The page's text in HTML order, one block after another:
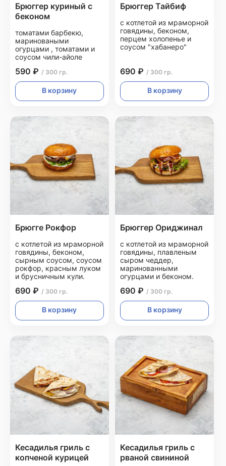
Брюггер куриный с
беконом
томатами барбекю,
мариноваными
огурцами , томатами и
соусом чили-айоле
590 ₽ / 300 гр.
В корзину
Брюггер Тайбиф
с котлетой из мраморной
говядины, беконом,
перцем холопенье и
соусом "хабанеро"
690 ₽ / 300 гр.
В корзину
Брюгге Рокфор
с котлетой из мраморной
говядины, беконом,
сырным соусом, соусом
рокфор, красным луком
и брусничным кули.
690 ₽ / 300 гр.
В корзину
Брюггер Ориджинал
с котлетой из мраморной
говядины, плавленым
сыром чеддер,
маринованными
огурцами и беконом.
690 ₽ / 300 гр.
В корзину
Кесадилья гриль с
копченой курицей
Кесадилья гриль с
рваной свининой